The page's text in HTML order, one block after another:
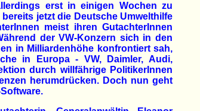
erst in einigen Wochen zu
jetzt die Deutsche Umwelthilfe
meist ihren GutachterInnen
der VW-Konzern sich in den
in Milliardenhöhe konfrontiert sah,
in Europa - VW, Daimler, Audi,
durch willfährige PolitikerInnen
herumdrücken. Doch nun geht